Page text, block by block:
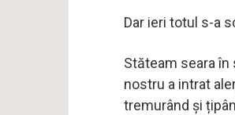
Dar ieri totul s-a
Stăteam seara în
nostru a intrat
tremurând și